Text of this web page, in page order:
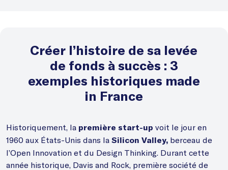
Créer l’histoire de sa levée
de fonds à succès : 3
exemples historiques made
in France
Historiquement, la première start-up voit le jour en
1960 aux États-Unis dans la Silicon Valley, berceau de
l’Open Innovation et du Design Thinking. Durant cette
année historique, Davis and Rock, première société de